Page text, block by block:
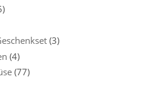
(3)
(4)
(77)